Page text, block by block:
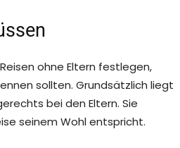
ohne Eltern festlegen,
sollten. Grundsätzlich liegt
bei den Eltern. Sie
seinem Wohl entspricht.